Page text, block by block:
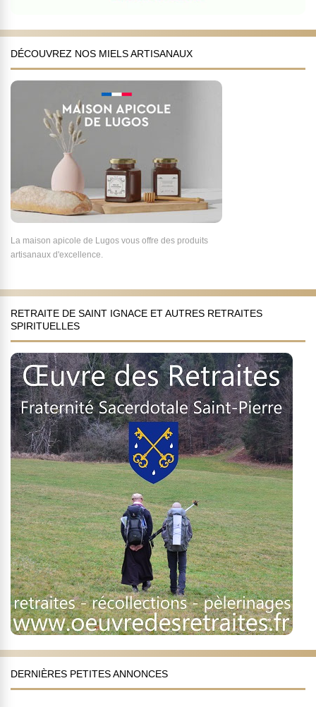
DÉCOUVREZ NOS MIELS ARTISANAUX
La maison apicole de Lugos vous offre des produits
artisanaux d'excellence.
RETRAITE DE SAINT IGNACE ET AUTRES RETRAITES
SPIRITUELLES
DERNIÈRES PETITES ANNONCES